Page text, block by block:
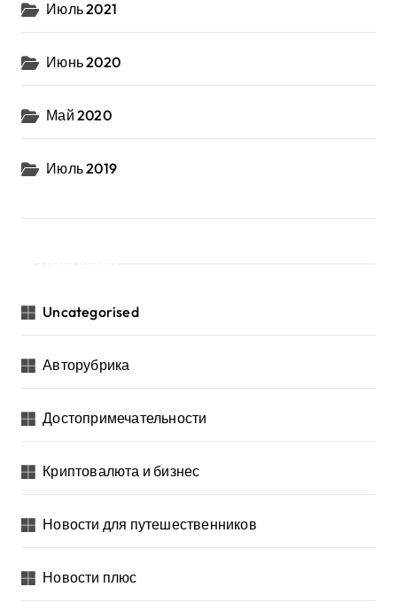
Июль 2021
Июнь 2020
Май 2020
Июль 2019
Uncategorised
Авторубрика
Достопримечательности
Криптовалюта и бизнес
Новости для путешественников
Новости плюс